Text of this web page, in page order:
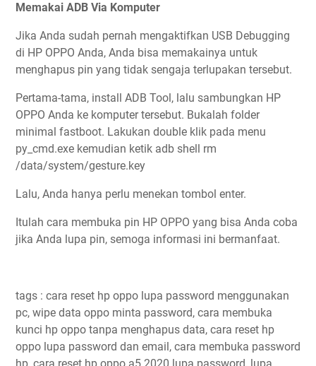
Memakai ADB Via Komputer
Jika Anda sudah pernah mengaktifkan USB Debugging
di HP OPPO Anda, Anda bisa memakainya untuk
menghapus pin yang tidak sengaja terlupakan tersebut.
Pertama-tama, install ADB Tool, lalu sambungkan HP
OPPO Anda ke komputer tersebut. Bukalah folder
minimal fastboot. Lakukan double klik pada menu
py_cmd.exe kemudian ketik adb shell rm
/data/system/gesture.key
Lalu, Anda hanya perlu menekan tombol enter.
Itulah cara membuka pin HP OPPO yang bisa Anda coba
jika Anda lupa pin, semoga informasi ini bermanfaat.
tags : cara reset hp oppo lupa password menggunakan
pc, wipe data oppo minta password, cara membuka
kunci hp oppo tanpa menghapus data, cara reset hp
oppo lupa password dan email, cara membuka password